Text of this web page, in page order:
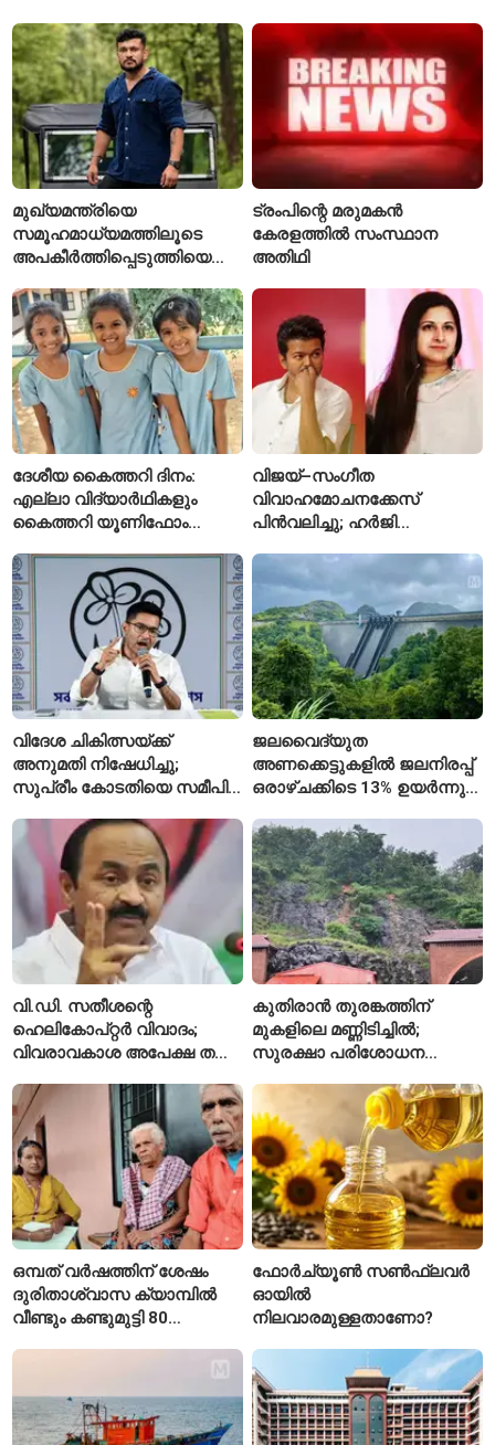
വിങ് കമാൻഡർ അറസ്റ്റിൽ
മുഖ്യമന്ത്രിയെ
സമൂഹമാധ്യമത്തിലൂടെ
അപകീർത്തിപ്പെടുത്തിയെന്ന്
ആയങ്കിക്കെതിരെ പുതിയ
കേസ്
ട്രംപിന്റെ മരുമകൻ
കേരളത്തിൽ സംസ്ഥാന
അതിഥി
ദേശീയ കൈത്തറി ദിനം:
എല്ലാ വിദ്യാർഥികളും
കൈത്തറി യൂണിഫോം
സ്കൂൾ വേറിട്ട മാതൃക
വിജയ്–സംഗീത
വിവാഹമോചനക്കേസ്
പിൻവലിച്ചു; ഹർജി
അവസാനിപ്പിച്ച് കോടതി
വിദേശ ചികിത്സയ്ക്ക്
അനുമതി നിഷേധിച്ചു;
സുപ്രീം കോടതിയെ സമീപിച്ച്
ജലവൈദ്യുത
അണക്കെട്ടുകളിൽ ജലനിരപ്പ്
ഒരാഴ്ചക്കിടെ 13% ഉയർന്നു;
ഇപ്പോഴും കുറവ്
വി.ഡി. സതീശന്റെ
ഹെലികോപ്റ്റർ വിവാദം;
വിവരാവകാശ അപേക്ഷ തള്ളി
കുതിരാൻ തുരങ്കത്തിന്
മുകളിലെ മണ്ണിടിച്ചിൽ;
സുരക്ഷാ പരിശോധന
ഒമ്പത് വർഷത്തിന് ശേഷം
ദുരിതാശ്വാസ ക്യാമ്പിൽ
വീണ്ടും കണ്ടുമുട്ടി 80
ഫോർച്യൂൺ സൺഫ്ലവർ
ഓയിൽ
നിലവാരമുള്ളതാണോ?